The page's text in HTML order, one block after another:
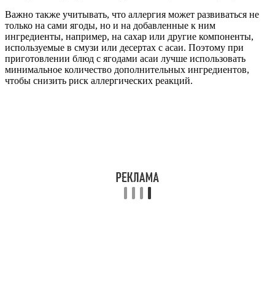
Важно также учитывать, что аллергия может развиваться не
только на сами ягоды, но и на добавленные к ним
ингредиенты, например, на сахар или другие компоненты,
используемые в смузи или десертах с асаи. Поэтому при
приготовлении блюд с ягодами асаи лучше использовать
минимальное количество дополнительных ингредиентов,
чтобы снизить риск аллергических реакций.